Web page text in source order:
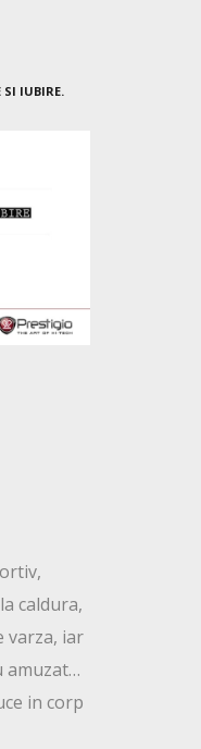
SI IUBIRE.
caldura,
varza, iar
amuzat…
in corp